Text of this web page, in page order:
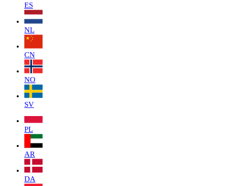
ES
NL
CN
NO
SV
PL
AR
DA